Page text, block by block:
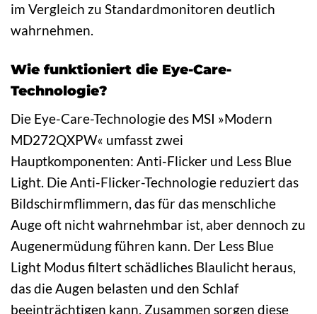
im Vergleich zu Standardmonitoren deutlich
wahrnehmen.
Wie funktioniert die Eye-Care-
Technologie?
Die Eye-Care-Technologie des MSI »Modern
MD272QXPW« umfasst zwei
Hauptkomponenten: Anti-Flicker und Less Blue
Light. Die Anti-Flicker-Technologie reduziert das
Bildschirmflimmern, das für das menschliche
Auge oft nicht wahrnehmbar ist, aber dennoch zu
Augenermüdung führen kann. Der Less Blue
Light Modus filtert schädliches Blaulicht heraus,
das die Augen belasten und den Schlaf
beeinträchtigen kann. Zusammen sorgen diese